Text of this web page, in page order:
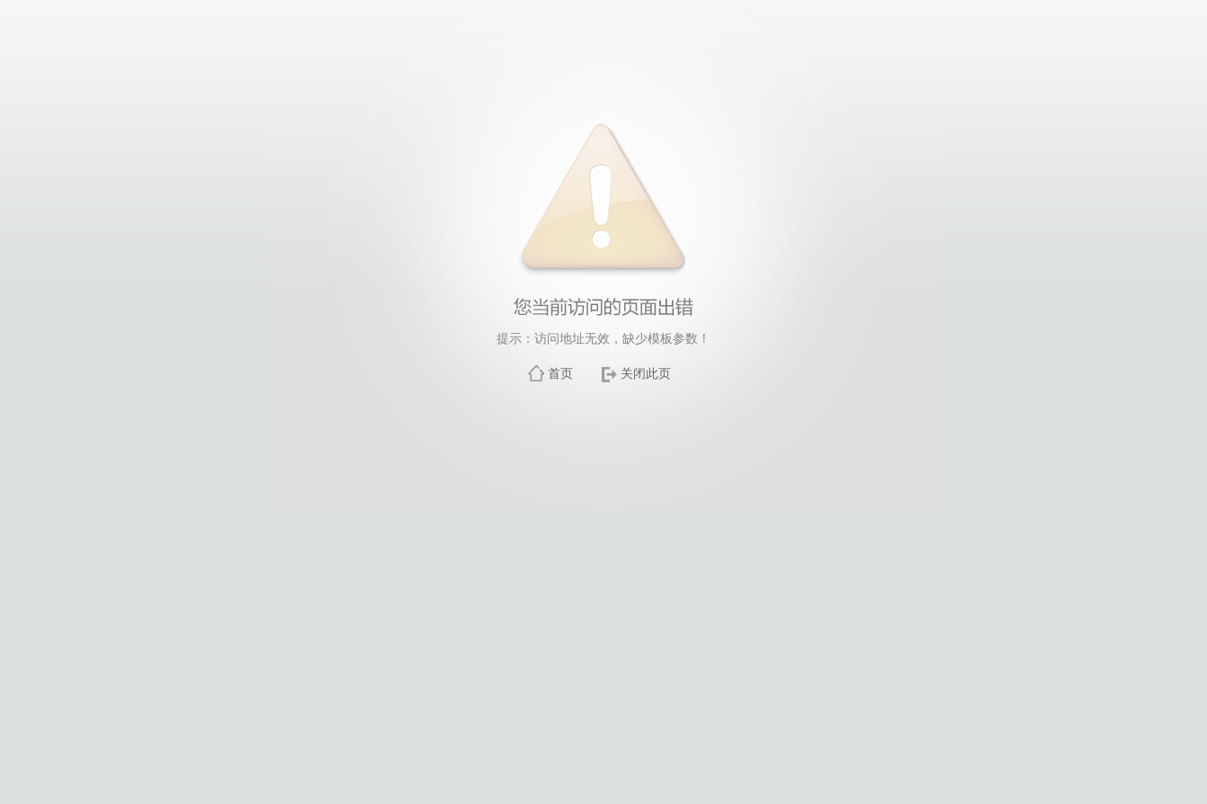
提示：访问地址无效，缺少模板参数！
首页 关闭此页